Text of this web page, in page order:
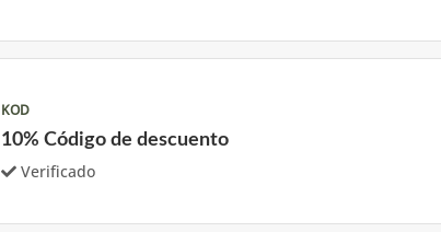
KOD
10% Código de descuento
Verificado